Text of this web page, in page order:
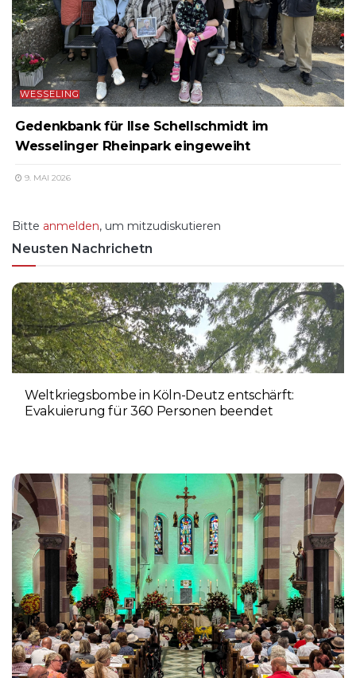
WESSELING
Gedenkbank für Ilse Schellschmidt im
Wesselinger Rheinpark eingeweiht
9. MAI 2026
Bitte anmelden, um mitzudiskutieren
Neusten Nachrichetn
Weltkriegsbombe in Köln-Deutz entschärft:
Evakuierung für 360 Personen beendet